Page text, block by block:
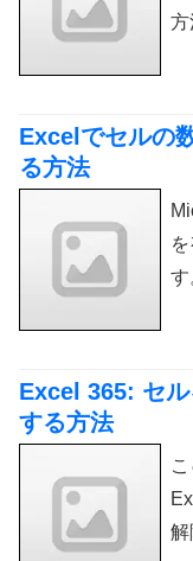
方
Excelでセルの
る方法
す
Excel 365: セ
する方法
解